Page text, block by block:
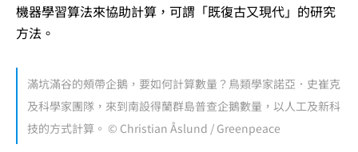
機器學習算法來協助計算，可謂「既復古又現代」的研究
方法。
滿坑滿谷的頰帶企鵝，要如何計算數量？鳥類學家諾亞．史崔克
及科學家團隊，來到南設得蘭群島普查企鵝數量，以人工及新科
技的方式計算。 © Christian Åslund / Greenpeace